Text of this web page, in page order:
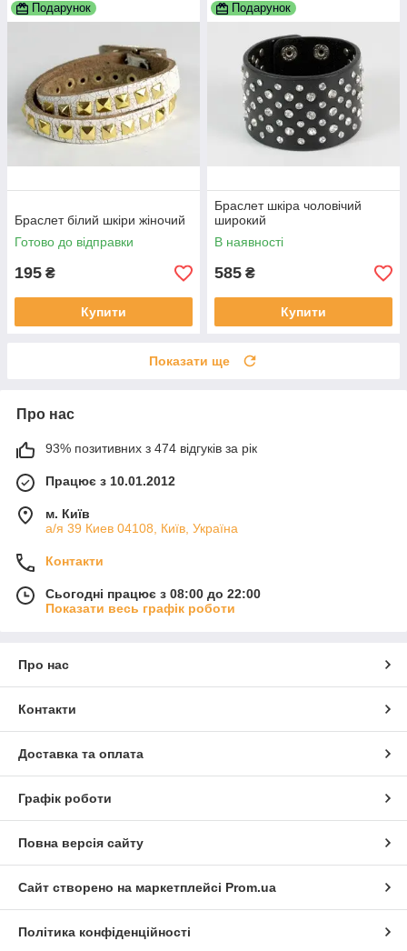
Подарунок
Браслет білий шкіри жіночий
Готово до відправки
195 ₴
Купити
Подарунок
Браслет шкіра чоловічий
широкий
В наявності
585 ₴
Купити
Показати ще
Про нас
93% позитивних з 474 відгуків за рік
Працює з 10.01.2012
м. Київ
а/я 39 Киев 04108, Київ, Україна
Контакти
Сьогодні працює з 08:00 до 22:00
Показати весь графік роботи
Про нас
Контакти
Доставка та оплата
Графік роботи
Повна версія сайту
Сайт створено на маркетплейсі Prom.ua
Політика конфіденційності